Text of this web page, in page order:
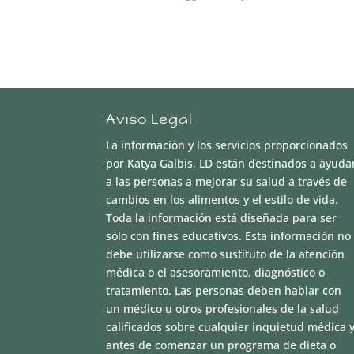
Aviso Legal
La información y los servicios proporcionados
por Katya Galbis, LD están destinados a
a las personas a mejorar su salud a través de
cambios en los alimentos y el estilo de vida.
Toda la información está diseñada para ser
sólo con fines educativos. Esta información no
debe utilizarse como sustituto de la atención
médica o el asesoramiento, diagnóstico o
tratamiento. Las personas deben hablar con
un médico u otros profesionales de la salud
calificados sobre cualquier inquietud médica
antes de comenzar un programa de dieta o